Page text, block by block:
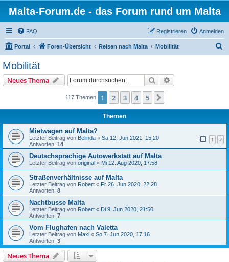
Malta-Forum.de - das Forum rund um Malta
FAQ Anmelden
Registrieren
Portal Foren-Übersicht Reisen nach Malta Mobilität
Mobilität
Neues Thema Suche
117 Themen 1 2 3 4 5
Themen
Mietwagen auf Malta?
Letzter Beitrag von Belinda « Sa 12. Jun 2021, 15:20
Antworten: 14
1 2
Deutschsprachige Autowerkstatt auf Malta
Letzter Beitrag von original « Mi 12. Aug 2020, 17:58
Straßenverhältnisse auf Malta
Letzter Beitrag von Robert « Fr 26. Jun 2020, 22:28
Antworten: 8
Nachtbusse Malta
Letzter Beitrag von Robert « Di 9. Jun 2020, 21:50
Antworten: 7
Vom Flughafen nach Valetta
Letzter Beitrag von Maxi « So 7. Jun 2020, 17:16
Antworten: 3
Neues Thema